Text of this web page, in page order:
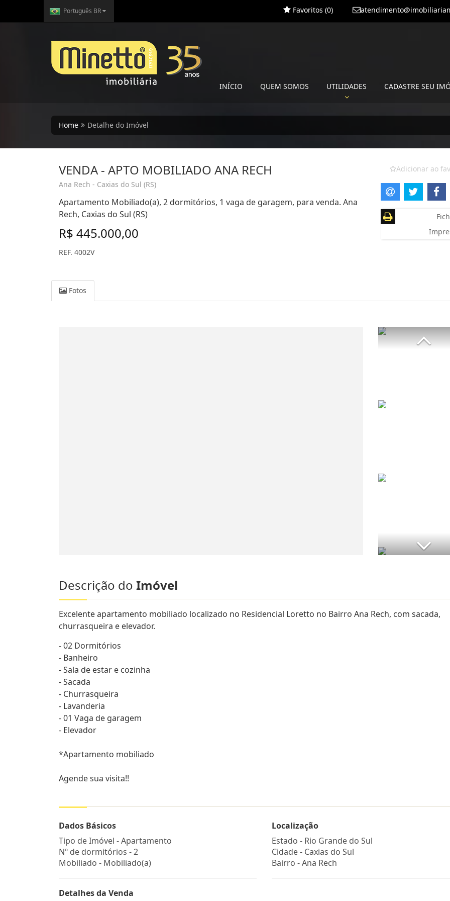
Português BR Favoritos (0)
INÍCIO QUEM SOMOS UTILIDADES CADASTRE SEU
Home Detalhe do Imóvel
VENDA - APTO MOBILIADO ANA RECH
Ana Rech - Caxias do Sul (RS)
Apartamento Mobiliado(a), 2 dormitórios, 1 vaga de garagem, para venda. Ana
Rech, Caxias do Sul (RS)
R$ 445.000,00
REF. 4002V
Adicionar ao
Fotos
Descrição do Imóvel
Excelente apartamento mobiliado localizado no Residencial Loretto no Bairro Ana Rech, com sacada,
churrasqueira e elevador.
- 02 Dormitórios
- Banheiro
- Sala de estar e cozinha
- Sacada
- Churrasqueira
- Lavanderia
- 01 Vaga de garagem
- Elevador
*Apartamento mobiliado
Agende sua visita!!
Dados Básicos
Tipo de Imóvel - Apartamento
Nº de dormitórios - 2
Mobiliado - Mobiliado(a)
Detalhes da Venda
Localização
Estado - Rio Grande do Sul
Cidade - Caxias do Sul
Bairro -Ana Rech